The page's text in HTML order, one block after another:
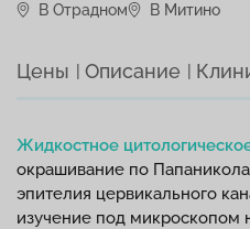
В Отрадном В Митино
Цены Описание
Жидкостное
окрашивание по
эпителия цервикального
изучение под микроскопом